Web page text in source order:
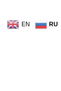
EN RU